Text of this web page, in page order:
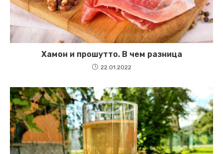
Хамон и прошутто. В чем разница
22.01.2022